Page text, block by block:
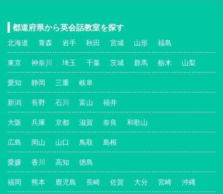
都道府県から英会話教室を探す
北海道 青森 岩手 秋田 宮城 山形 福島
東京 神奈川 埼玉 千葉 茨城 群馬 栃木 山梨
愛知 静岡 三重 岐阜
新潟 長野 石川 富山 福井
大阪 兵庫 京都 滋賀 奈良 和歌山
広島 岡山 山口 鳥取 島根
愛媛 香川 高知 徳島
福岡 熊本 鹿児島 長崎 佐賀 大分 宮崎 沖縄